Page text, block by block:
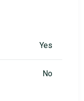
Yes
No